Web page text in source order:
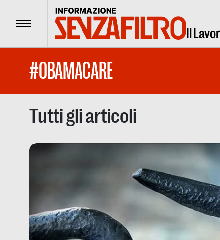
Menu Il
#OBAMACARE
Tutti gli articoli